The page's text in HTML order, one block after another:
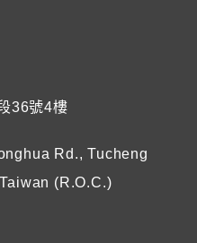
36號4樓
Rd., Tucheng
(R.O.C.)